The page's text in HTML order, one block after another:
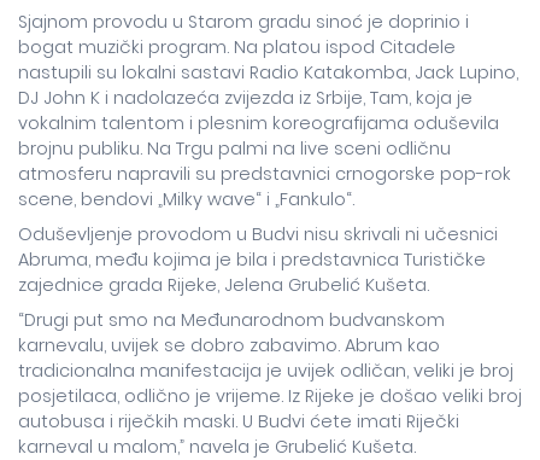
Sjajnom provodu u Starom gradu sinoć je doprinio i
bogat muzički program. Na platou ispod Citadele
nastupili su lokalni sastavi Radio Katakomba, Jack Lupino,
DJ John K i nadolazeća zvijezda iz Srbije, Tam, koja je
vokalnim talentom i plesnim koreografijama oduševila
brojnu publiku. Na Trgu palmi na live sceni odličnu
atmosferu napravili su predstavnici crnogorske pop-rok
scene, bendovi „Milky wave“ i „Fankulo“.
Oduševljenje provodom u Budvi nisu skrivali ni učesnici
Abruma, među kojima je bila i predstavnica Turističke
zajednice grada Rijeke, Jelena Grubelić Kušeta.
“Drugi put smo na Međunarodnom budvanskom
karnevalu, uvijek se dobro zabavimo. Abrum kao
tradicionalna manifestacija je uvijek odličan, veliki je broj
posjetilaca, odlično je vrijeme. Iz Rijeke je došao veliki broj
autobusa i riječkih maski. U Budvi ćete imati Riječki
karneval u malom,” navela je Grubelić Kušeta.